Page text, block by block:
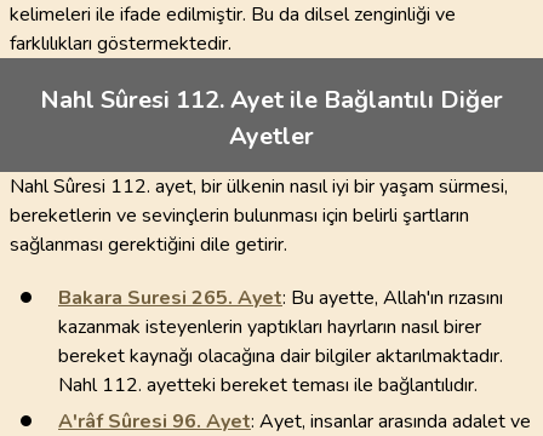
kelimeleri ile ifade edilmiştir. Bu da dilsel zenginliği ve
farklılıkları göstermektedir.
Nahl Sûresi 112. Ayet ile Bağlantılı Diğer
Ayetler
Nahl Sûresi 112. ayet, bir ülkenin nasıl iyi bir yaşam sürmesi,
bereketlerin ve sevinçlerin bulunması için belirli şartların
sağlanması gerektiğini dile getirir.
Bakara Suresi 265. Ayet: Bu ayette, Allah'ın rızasını
kazanmak isteyenlerin yaptıkları hayrların nasıl birer
bereket kaynağı olacağına dair bilgiler aktarılmaktadır.
Nahl 112. ayetteki bereket teması ile bağlantılıdır.
A'râf Sûresi 96. Ayet: Ayet, insanlar arasında adalet ve